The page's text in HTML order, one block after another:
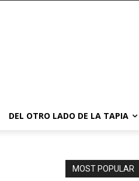
DEL OTRO LADO DE LA TAPIA
MOST POPULAR